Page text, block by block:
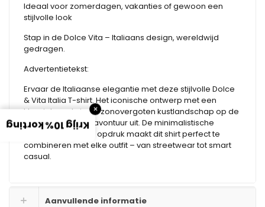
Ideaal voor zomerdagen, vakanties of gewoon een
stijlvolle look
Stap in de Dolce Vita – Italiaans design, wereldwijd
gedragen.
Advertentietekst:
Ervaar de Italiaanse elegantie met deze stijlvolle Dolce
& Vita Italia T-shirt. Het iconische ontwerp met een
klassieke cabrio en zonovergoten kustlandschap op de
rug straalt luxe en avontuur uit. De minimalistische
voorkant met witte opdruk maakt dit shirt perfect te
combineren met elke outfit – van streetwear tot smart
casual.
Aanvullende informatie
Krijg 10% korting
×